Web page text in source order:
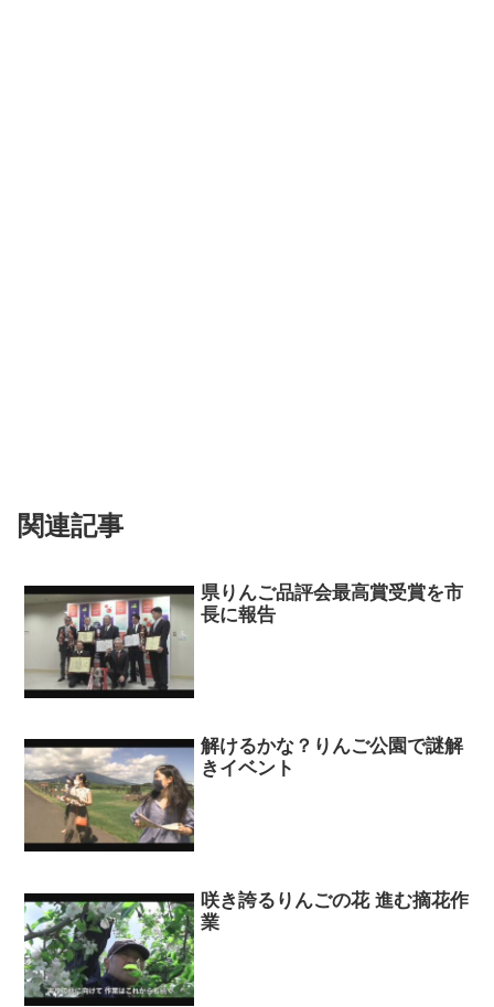
関連記事
県りんご品評会最高賞受賞を市
長に報告
解けるかな？りんご公園で謎解
きイベント
咲き誇るりんごの花 進む摘花作
業